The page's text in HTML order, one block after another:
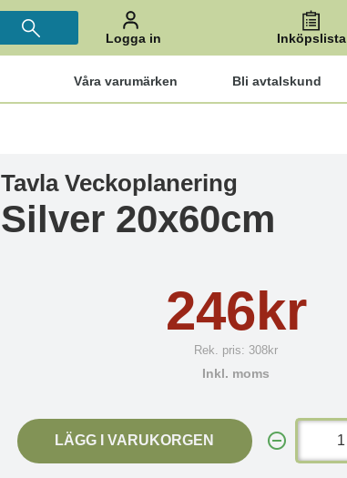
Logga in Inköpslista
Våra varumärken Bli avtalskund
Tavla Veckoplanering
Silver 20x60cm
246kr
Rek. pris: 308kr
Inkl. moms
LÄGG I VARUKORGEN